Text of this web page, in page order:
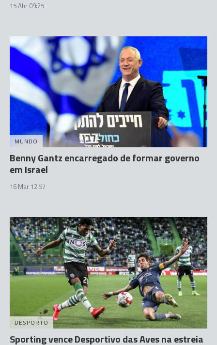
15 Abr 09:25
MUNDO
Benny Gantz encarregado de formar governo
em Israel
16 Mar 12:57
DESPORTO
Sporting vence Desportivo das Aves na estreia